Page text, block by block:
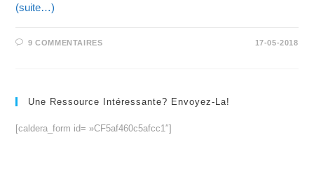
(suite…)
9 COMMENTAIRES 17-05-2018
Une Ressource Intéressante? Envoyez-La!
[caldera_form id= »CF5af460c5afcc1″]